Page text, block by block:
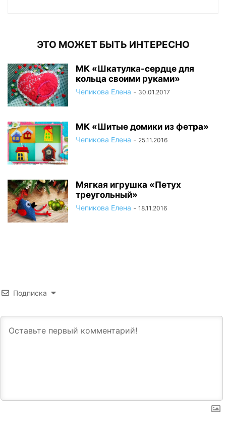
ЭТО МОЖЕТ БЫТЬ ИНТЕРЕСНО
МК «Шкатулка-сердце для
кольца своими руками»
Чепикова Елена - 30.01.2017
МК «Шитые домики из фетра»
Чепикова Елена - 25.11.2016
Мягкая игрушка «Петух
треугольный»
Чепикова Елена - 18.11.2016
Подписка